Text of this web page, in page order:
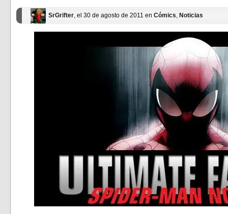
SrGrifter, el 30 de agosto de 2011 en Cómics, Noticias